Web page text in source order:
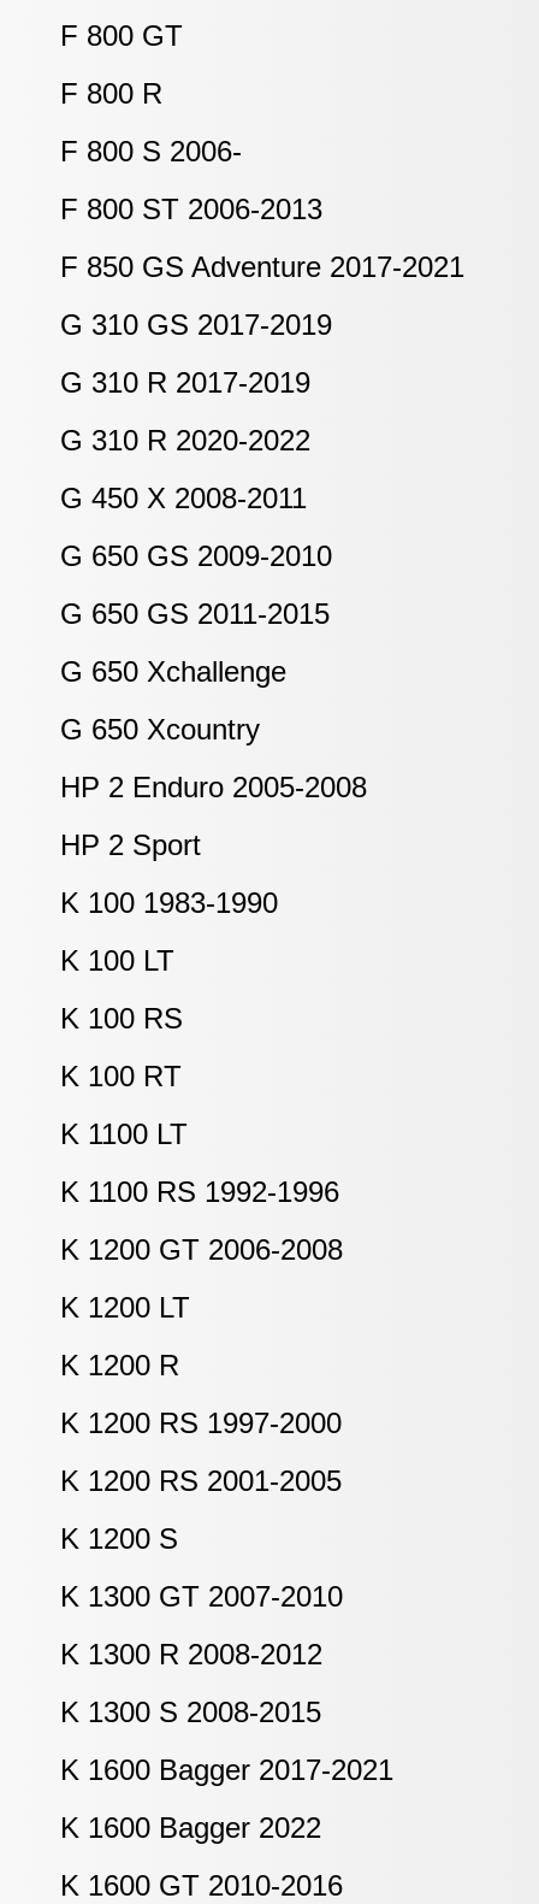
F 800 GT
F 800 R
F 800 S 2006-
F 800 ST 2006-2013
F 850 GS Adventure 2017-2021
G 310 GS 2017-2019
G 310 R 2017-2019
G 310 R 2020-2022
G 450 X 2008-2011
G 650 GS 2009-2010
G 650 GS 2011-2015
G 650 Xchallenge
G 650 Xcountry
HP 2 Enduro 2005-2008
HP 2 Sport
K 100 1983-1990
K 100 LT
K 100 RS
K 100 RT
K 1100 LT
K 1100 RS 1992-1996
K 1200 GT 2006-2008
K 1200 LT
K 1200 R
K 1200 RS 1997-2000
K 1200 RS 2001-2005
K 1200 S
K 1300 GT 2007-2010
K 1300 R 2008-2012
K 1300 S 2008-2015
K 1600 Bagger 2017-2021
K 1600 Bagger 2022
K 1600 GT 2010-2016